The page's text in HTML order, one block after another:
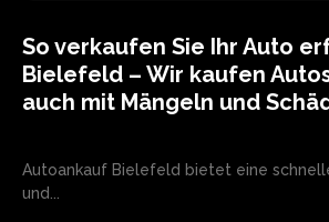
So verkaufen Sie Ihr Auto
Bielefeld – Wir kaufen
auch mit Mängeln und
Autoankauf Bielefeld bietet eine
und...